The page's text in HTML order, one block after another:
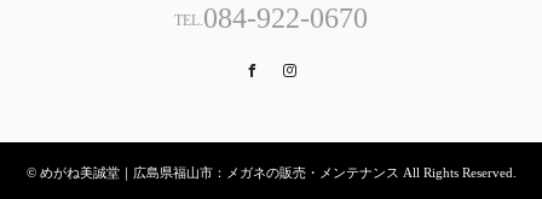
TEL.084-922-0670
Facebook
© めがね美誠堂｜広島県福山市：メガネの販売・メンテナンス All Rights Reserved.